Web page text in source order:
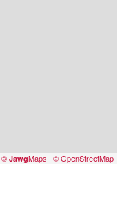
© JawgMaps | © OpenStreetMap